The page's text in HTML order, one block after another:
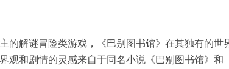
的解谜冒险类游戏，《巴别图书馆》在其独有的世
观和剧情的灵感来自于同名小说《巴别图书馆》和